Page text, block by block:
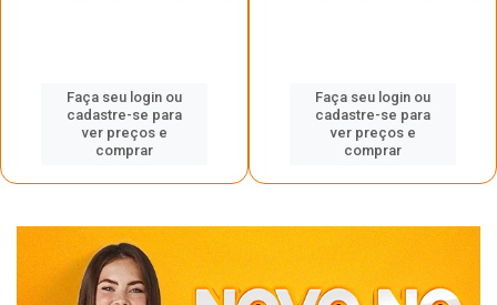
Faça seu login ou
cadastre-se para
ver preços e
comprar
Faça seu login ou
cadastre-se para
ver preços e
comprar